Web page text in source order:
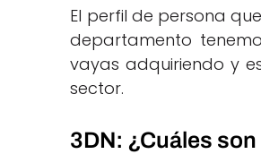
El perfil de persona
departamento
vayas adquiriendo y
sector.
3DN: ¿Cuáles